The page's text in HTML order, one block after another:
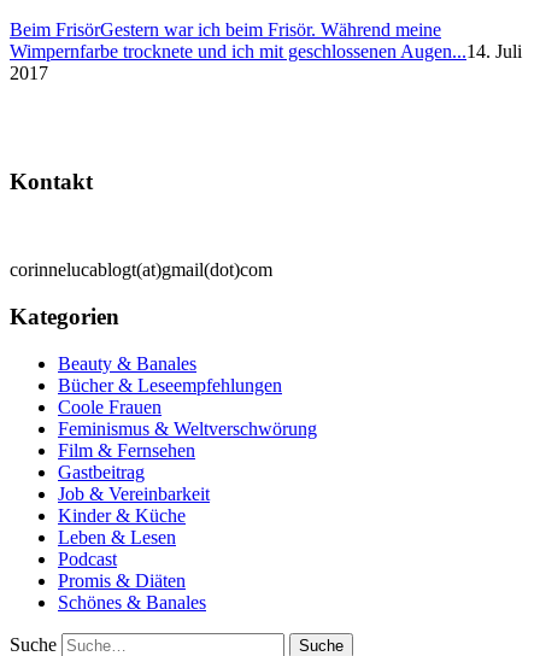
Beim FrisörGestern war ich beim Frisör. Während meine
Wimpernfarbe trocknete und ich mit geschlossenen Augen...14. Juli
2017
Kontakt
corinnelucablogt(at)gmail(dot)com
Kategorien
Beauty & Banales
Bücher & Leseempfehlungen
Coole Frauen
Feminismus & Weltverschwörung
Film & Fernsehen
Gastbeitrag
Job & Vereinbarkeit
Kinder & Küche
Leben & Lesen
Podcast
Promis & Diäten
Schönes & Banales
Suche